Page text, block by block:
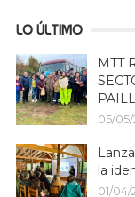
LO ÚLTIMO
MTT
05/
la
01/04/